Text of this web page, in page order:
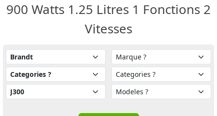
900 Watts 1.25 Litres 1 Fonctions 2
Vitesses